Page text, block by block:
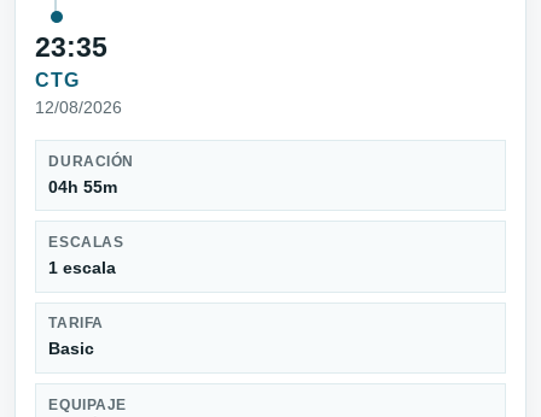
23:35
CTG
12/08/2026
DURACIÓN
04h 55m
ESCALAS
1 escala
TARIFA
Basic
EQUIPAJE